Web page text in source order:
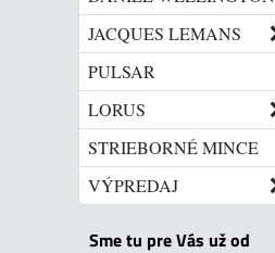
JACQUES LEMANS
PULSAR
LORUS
STRIEBORNÉ MINCE
VÝPREDAJ
Sme tu pre Vás už od